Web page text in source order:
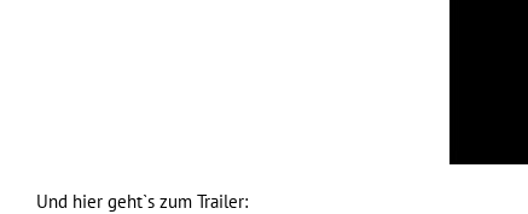
Und hier geht`s zum Trailer: